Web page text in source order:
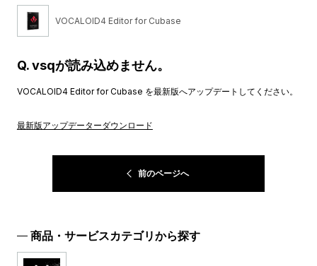
VOCALOID4 Editor for Cubase
Q. vsqが読み込めません。
VOCALOID4 Editor for Cubase を最新版へアップデートしてください。
最新版アップデーターダウンロード
前のページへ
商品・サービスカテゴリから探す